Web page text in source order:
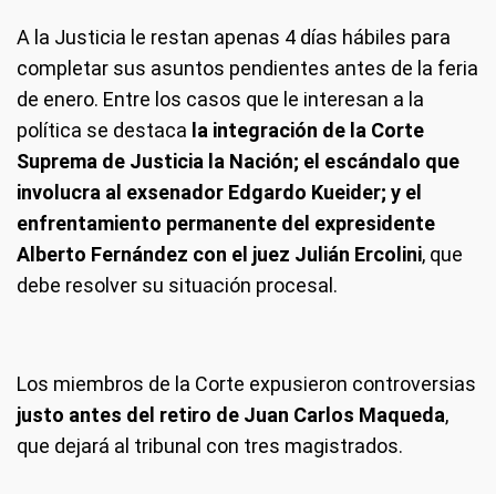
A la Justicia le restan apenas 4 días hábiles para
completar sus asuntos pendientes antes de la feria
de enero. Entre los casos que le interesan a la
política se destaca la integración de la Corte
Suprema de Justicia la Nación; el escándalo que
involucra al exsenador Edgardo Kueider; y el
enfrentamiento permanente del expresidente
Alberto Fernández con el juez Julián Ercolini, que
debe resolver su situación procesal.
Los miembros de la Corte expusieron controversias
justo antes del retiro de Juan Carlos Maqueda,
que dejará al tribunal con tres magistrados.